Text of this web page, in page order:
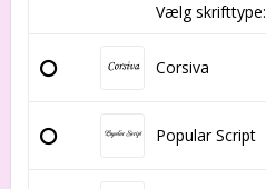
Vælg skrifttype:
Corsiva
Popular Script